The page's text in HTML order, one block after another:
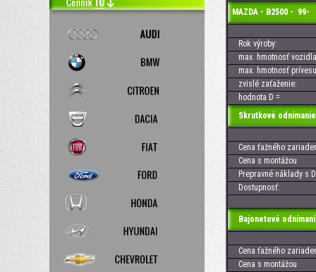
MAZDA - B2500 -
Rok výroby:
max. hmotnosť
max. hmotnosť
zvislé zaťaženie:
hodnota D =
Skrutkové
Cena ťažného
Cena s montážou
Prepravné náklady s
Dostupnosť:
Bajonetové
Cena ťažného
Cena s montážou